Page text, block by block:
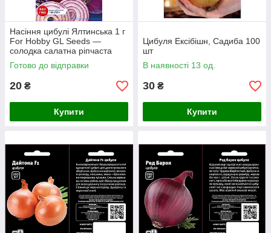
Насіння цибулі Ялтинська 1 г
For Hobby GL Seeds —
солодка салатна ріпчаста
цибуля
Готово до відправки
20 ₴
Купити
Цибуля Ексібішн, Садиба 100
шт
В наявності 13 од.
30 ₴
Купити